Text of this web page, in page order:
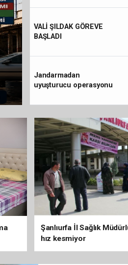
Saadet Partisi
VALİ ŞILDAK GÖREVE
BAŞLADI
Jandarmadan
uyuşturucu operasyonu
Şanlıurfa İl Sağlık
hız kesmiyor